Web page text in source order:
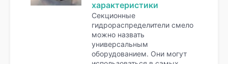
характеристики
Секционные
гидрораспределители смело
можно назвать
универсальным
оборудованием. Они могут